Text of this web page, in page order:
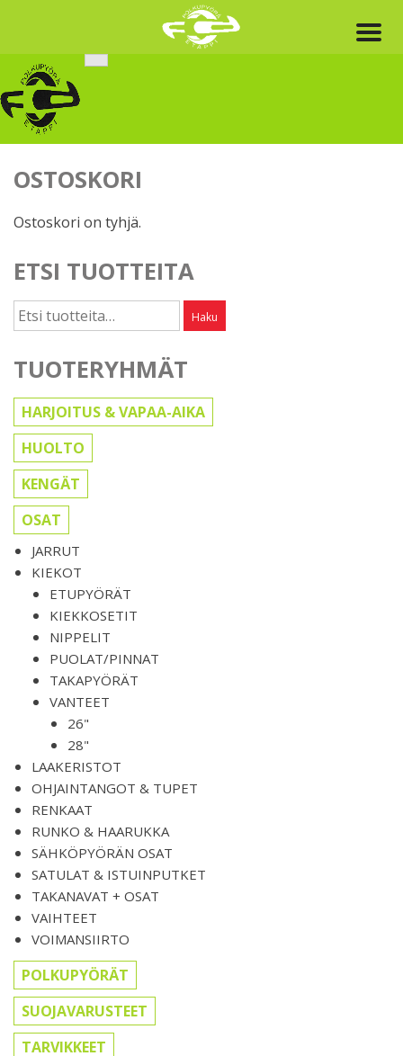
content
OSTOSKORI
Ostoskori on tyhjä.
ETSI TUOTTEITA
Etsi: Haku
TUOTERYHMÄT
HARJOITUS & VAPAA-AIKA
HUOLTO
KENGÄT
OSAT
JARRUT
KIEKOT
ETUPYÖRÄT
KIEKKOSETIT
NIPPELIT
PUOLAT/PINNAT
TAKAPYÖRÄT
VANTEET
26"
28"
LAAKERISTOT
OHJAINTANGOT & TUPET
RENKAAT
RUNKO & HAARUKKA
SÄHKÖPYÖRÄN OSAT
SATULAT & ISTUINPUTKET
TAKANAVAT + OSAT
VAIHTEET
VOIMANSIIRTO
POLKUPYÖRÄT
SUOJAVARUSTEET
TARVIKKEET